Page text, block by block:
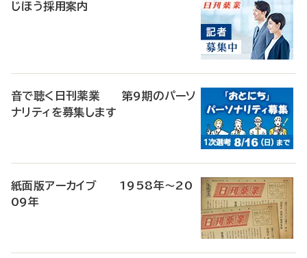
じほう採用案内
音で聴く日刊薬業 第9期のパーソ
ナリティを募集します
紙面版アーカイブ 1958年～20
09年